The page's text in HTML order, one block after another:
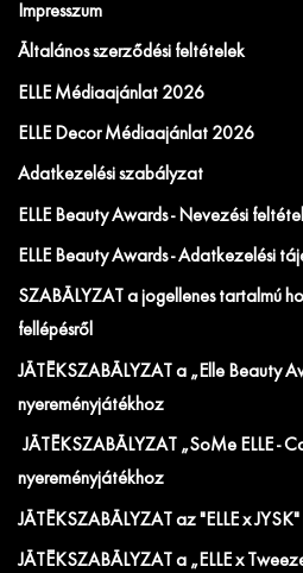
Impresszum
Általános szerződési feltételek
ELLE Médiaajánlat 2026
ELLE Decor Médiaajánlat 2026
Adatkezelési szabályzat
ELLE Beauty Awards - Nevezési
ELLE Beauty Awards - Adatkezelési
SZABÁLYZAT a jogellenes tartalmú
fellépésről
JÁTÉKSZABÁLYZAT a „Elle Beauty
nyereményjátékhoz
JÁTÉKSZABÁLYZAT „SoMe ELLE -
nyereményjátékhoz
JÁTÉKSZABÁLYZAT az "ELLE x
JÁTÉKSZABÁLYZAT a „ELLE x